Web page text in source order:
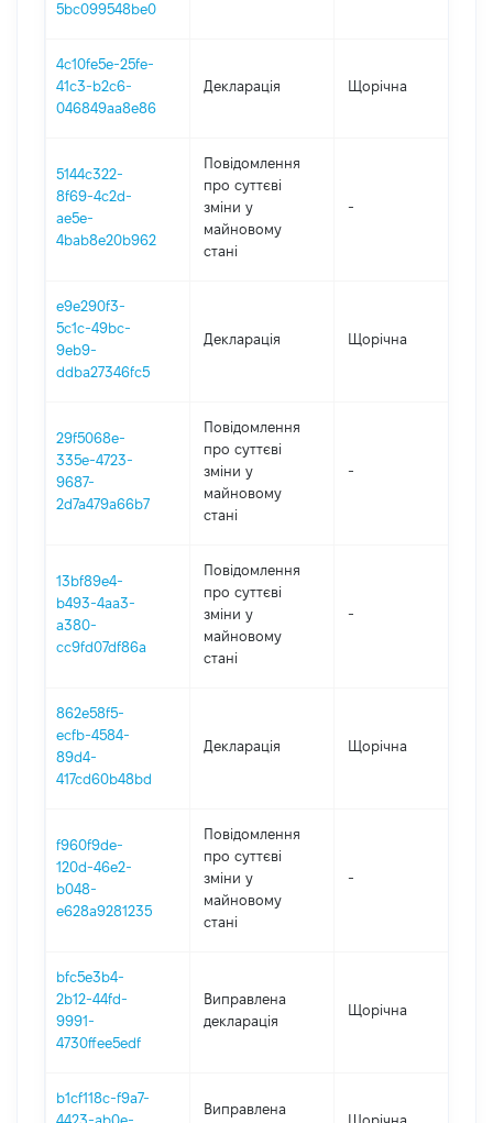
5bc099548be0
4c10fe5e-25fe-
41c3-b2c6-
046849aa8e86
Декларація Щорічна
5144c322-
8f69-4c2d-
ae5e-
4bab8e20b962
Повідомлення
про суттєві
зміни y
майновому
стані
-
e9e290f3-
5c1c-49bc-
9eb9-
ddba27346fc5
Декларація Щорічна
29f5068e-
335e-4723-
9687-
2d7a479a66b7
Повідомлення
про суттєві
зміни y
майновому
стані
-
13bf89e4-
b493-4aa3-
a380-
cc9fd07df86a
Повідомлення
про суттєві
зміни y
майновому
стані
-
862e58f5-
ecfb-4584-
89d4-
417cd60b48bd
Декларація Щорічна
f960f9de-
120d-46e2-
b048-
e628a9281235
Повідомлення
про суттєві
зміни y
майновому
стані
-
bfc5e3b4-
2b12-44fd-
9991-
4730ffee5edf
Виправлена
декларація
Щорічна
b1cf118c-f9a7-
4423-ab0e-
Виправлена
Щорічна